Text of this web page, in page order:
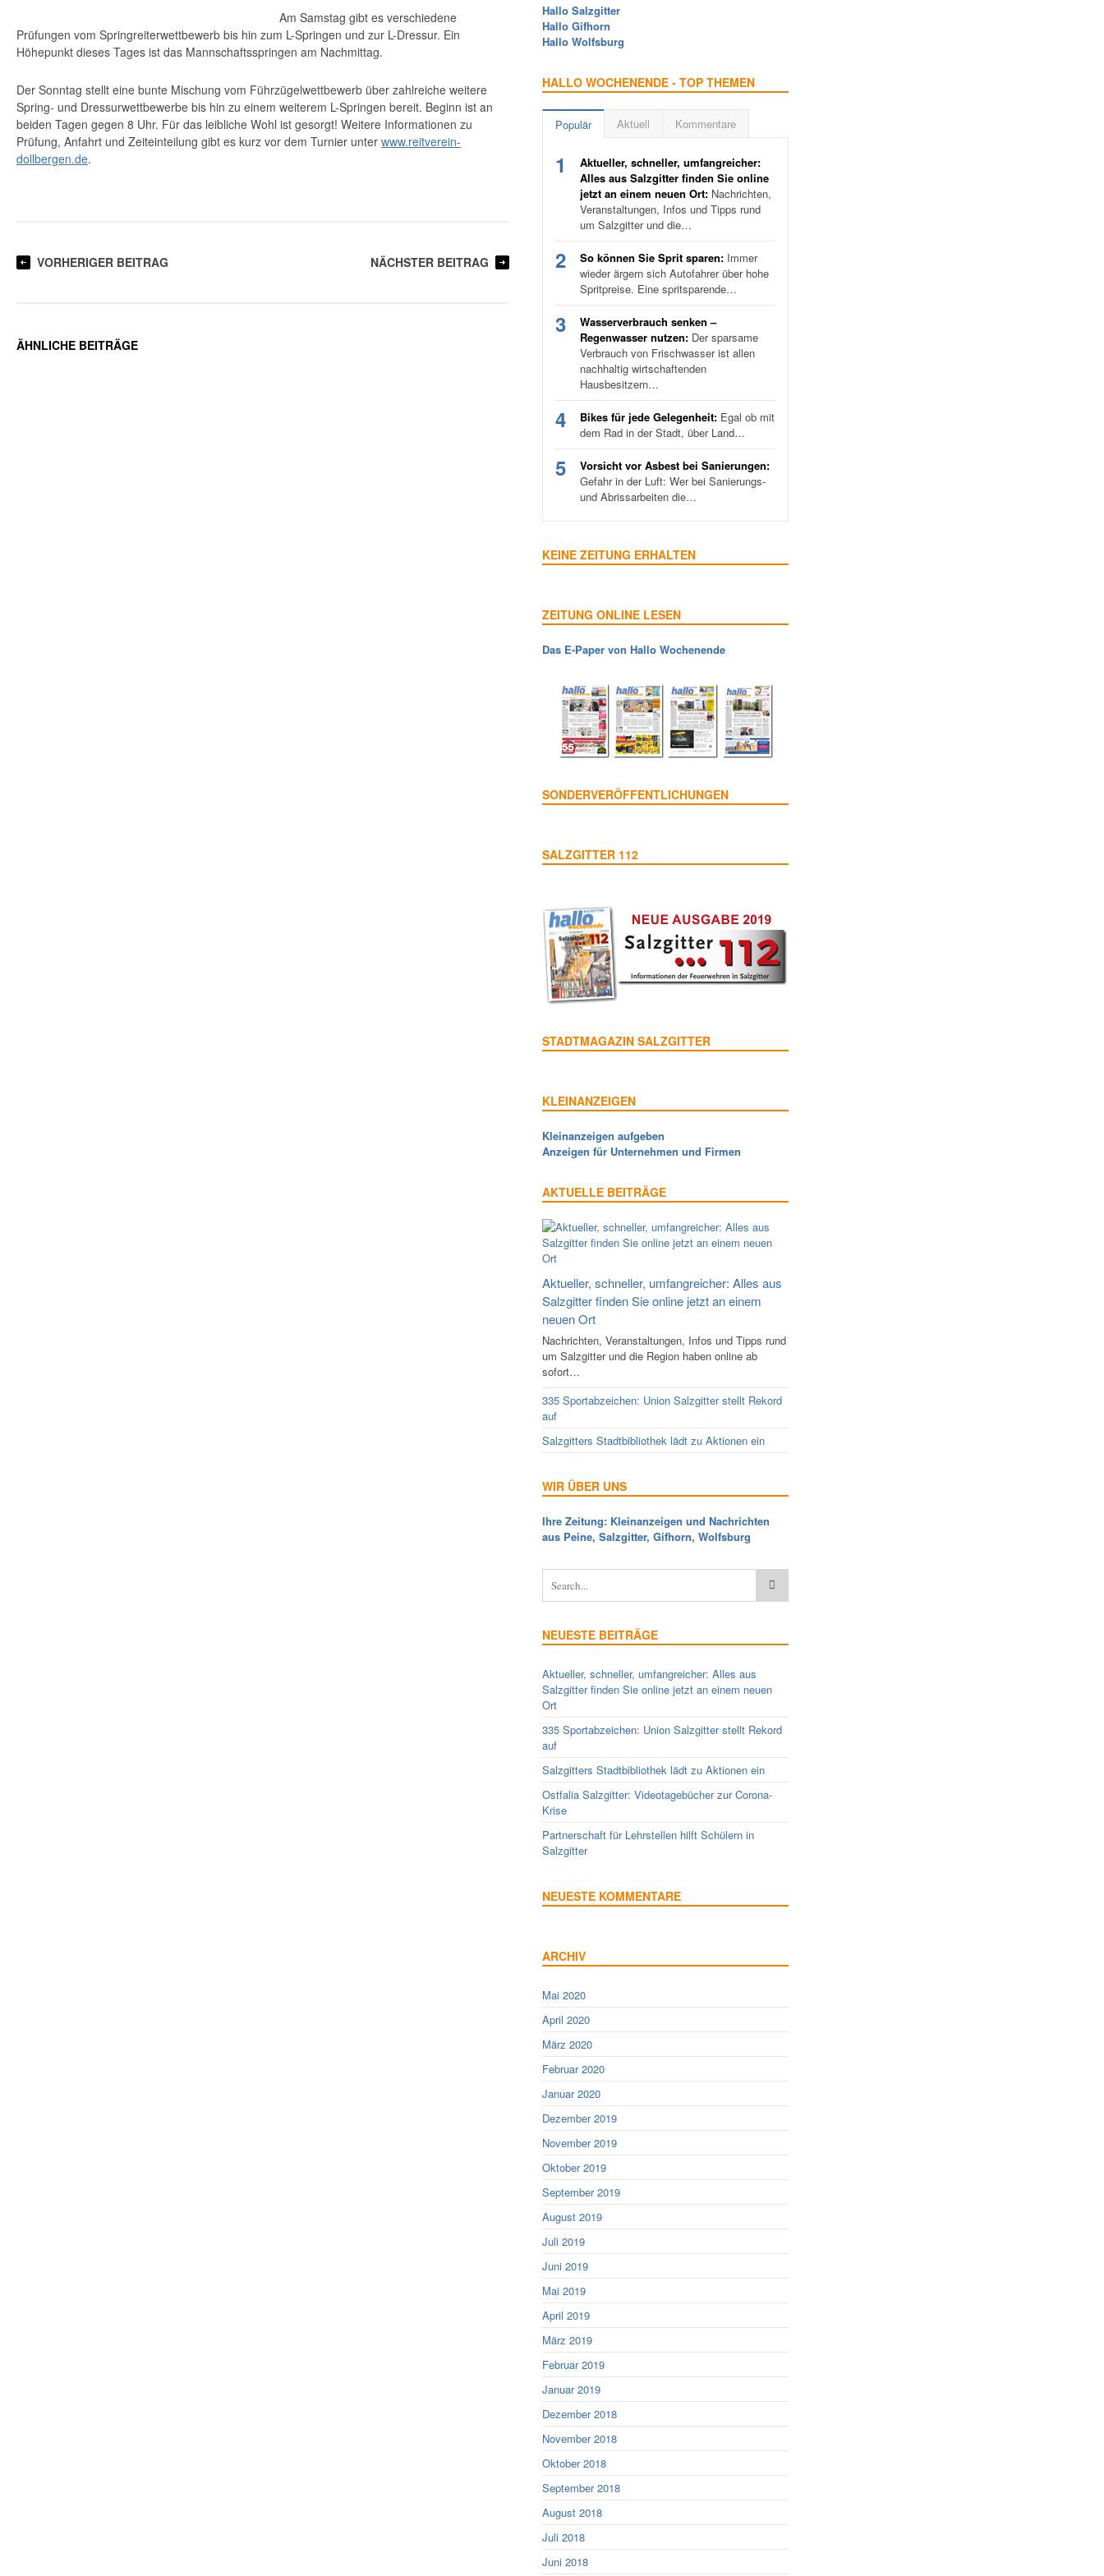
Am Samstag gibt es verschiedene
Prüfungen vom Springreiterwettbewerb bis hin zum L-Springen und zur L-Dressur. Ein
Höhepunkt dieses Tages ist das Mannschaftsspringen am Nachmittag.
Der Sonntag stellt eine bunte Mischung vom Führzügelwettbewerb über zahlreiche weitere
Spring- und Dressurwettbewerbe bis hin zu einem weiterem L-Springen bereit. Beginn ist an
beiden Tagen gegen 8 Uhr. Für das leibliche Wohl ist gesorgt! Weitere Informationen zu
Prüfung, Anfahrt und Zeiteinteilung gibt es kurz vor dem Turnier unter www.reitverein-
dollbergen.de.
VORHERIGER BEITRAG NÄCHSTER BEITRAG
ÄHNLICHE BEITRÄGE
Hallo Salzgitter
Hallo Gifhorn
Hallo Wolfsburg
HALLO WOCHENENDE - TOP THEMEN
Populär Aktuell Kommentare
1
Aktueller, schneller, umfangreicher:
Alles aus Salzgitter finden Sie online
jetzt an einem neuen Ort: Nachrichten,
Veranstaltungen, Infos und Tipps rund
um Salzgitter und die…
2 So können Sie Sprit sparen: Immer
wieder ärgern sich Autofahrer über hohe
Spritpreise. Eine spritsparende…
3
Wasserverbrauch senken –
Regenwasser nutzen: Der sparsame
Verbrauch von Frischwasser ist allen
nachhaltig wirtschaftenden
Hausbesitzern…
4 Bikes für jede Gelegenheit: Egal ob mit
dem Rad in der Stadt, über Land…
5
Vorsicht vor Asbest bei Sanierungen:
Gefahr in der Luft: Wer bei Sanierungs-
und Abrissarbeiten die…
KEINE ZEITUNG ERHALTEN
ZEITUNG ONLINE LESEN
Das E-Paper von Hallo Wochenende
SONDERVERÖFFENTLICHUNGEN
SALZGITTER 112
STADTMAGAZIN SALZGITTER
KLEINANZEIGEN
Kleinanzeigen aufgeben
Anzeigen für Unternehmen und Firmen
AKTUELLE BEITRÄGE
Aktueller, schneller, umfangreicher: Alles aus
Salzgitter finden Sie online jetzt an einem
neuen Ort
Nachrichten, Veranstaltungen, Infos und Tipps rund
um Salzgitter und die Region haben online ab
sofort…
335 Sportabzeichen: Union Salzgitter stellt Rekord
auf
Salzgitters Stadtbibliothek lädt zu Aktionen ein
WIR ÜBER UNS
Ihre Zeitung: Kleinanzeigen und Nachrichten
aus Peine, Salzgitter, Gifhorn, Wolfsburg
NEUESTE BEITRÄGE
Aktueller, schneller, umfangreicher: Alles aus
Salzgitter finden Sie online jetzt an einem neuen
Ort
335 Sportabzeichen: Union Salzgitter stellt Rekord
auf
Salzgitters Stadtbibliothek lädt zu Aktionen ein
Ostfalia Salzgitter: Videotagebücher zur Corona-
Krise
Partnerschaft für Lehrstellen hilft Schülern in
Salzgitter
NEUESTE KOMMENTARE
ARCHIV
Mai 2020
April 2020
März 2020
Februar 2020
Januar 2020
Dezember 2019
November 2019
Oktober 2019
September 2019
August 2019
Juli 2019
Juni 2019
Mai 2019
April 2019
März 2019
Februar 2019
Januar 2019
Dezember 2018
November 2018
Oktober 2018
September 2018
August 2018
Juli 2018
Juni 2018